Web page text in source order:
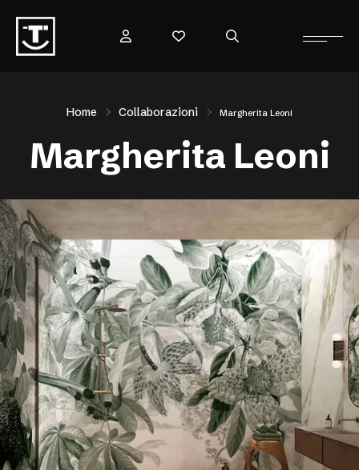
Home Collaborazioni Margherita Leoni
Margherita Leoni